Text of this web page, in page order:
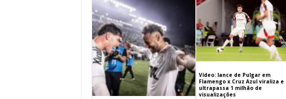
Vídeo: lance de Pulgar em
Flamengo x Cruz Azul viraliza e
ultrapassa 1 milhão de
visualizações